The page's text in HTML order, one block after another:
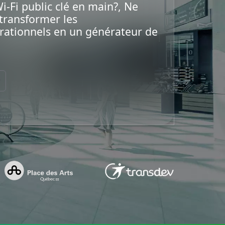
résidence,
d'un
Fi public clé en main?, Ne
les
en un générateur de